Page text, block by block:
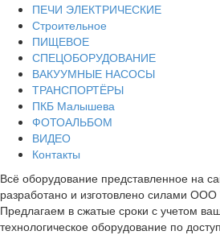
ПЕЧИ ЭЛЕКТРИЧЕСКИЕ
Строительное
ПИЩЕВОЕ
СПЕЦОБОРУДОВАНИЕ
ВАКУУМНЫЕ НАСОСЫ
ТРАНСПОРТЁРЫ
ПКБ Малышева
ФОТОАЛЬБОМ
ВИДЕО
Контакты
Всё оборудование представленное на
разработано и изготовлено силами
Предлагаем в сжатые сроки с учетом
технологическое оборудование по